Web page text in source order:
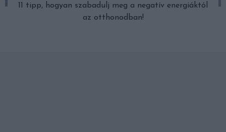
11 tipp, hogyan szabadulj meg a negatív energiáktól
az otthonodban!